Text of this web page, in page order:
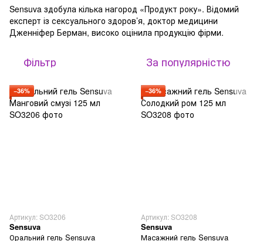
Sensuva здобула кілька нагород «Продукт року». Відомий
експерт із сексуального здоров’я, доктор медицини
Дженніфер Берман, високо оцінила продукцію фірми.
Фільтр За популярністю
−36%
Артикул: SO3206
Sensuva
Оральний гель Sensuva
−36%
Артикул: SO3208
Sensuva
Масажний гель Sensuva